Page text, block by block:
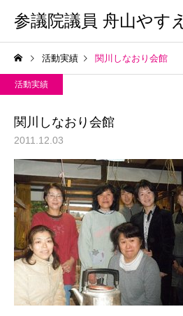
参議院議員 舟山やすえ
活動実績 関川しなおり会館
活動実績
関川しなおり会館
2011.12.03